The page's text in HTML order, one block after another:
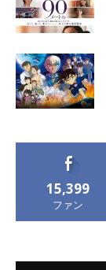
15,399
ファン